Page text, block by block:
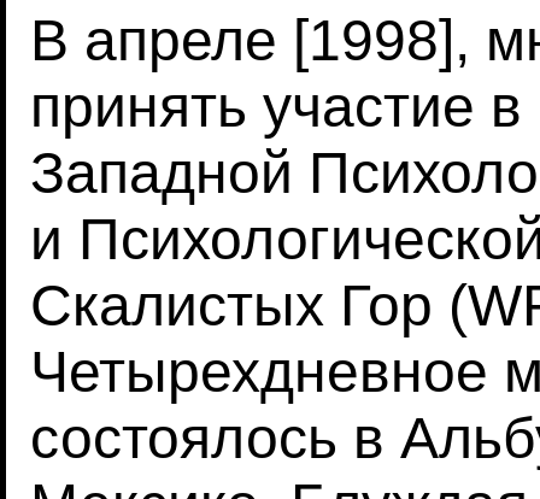
В апреле [1998],
принять участие
Западной
и
Скалистых Гор
Четырехдневное
состоялось в